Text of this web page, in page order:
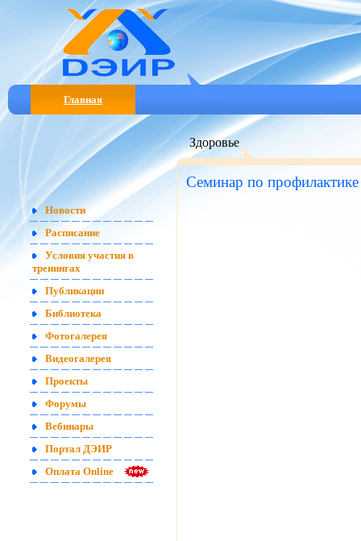
Главная
Новости
Расписание
Условия участия в
тренингах
Публикации
Библиотека
Фотогалерея
Видеогалерея
Проекты
Форумы
Вебинары
Портал ДЭИР
Оплата Online
Здоровье
Семинар по